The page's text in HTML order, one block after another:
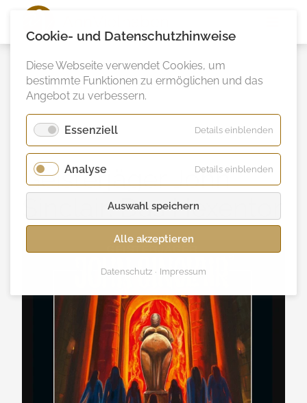
Geisterjäger John
Sinclair: Das Hexentor
Cookie- und Datenschutzhinweise
Diese Webseite verwendet Cookies, um
bestimmte Funktionen zu ermöglichen und das
Angebot zu verbessern.
Essenziell Details einblenden
Analyse Details einblenden
Analyse
Auswahl speichern
Alle akzeptieren
Datenschutz Impressum